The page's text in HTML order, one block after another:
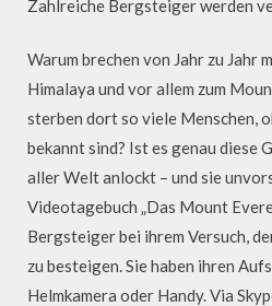
Zahlreiche Bergsteiger werden
Warum brechen von Jahr zu Jahr
Himalaya und vor allem zum
sterben dort so viele Menschen,
bekannt sind? Ist es genau diese
aller Welt anlockt – und sie
Videotagebuch „Das Mount
Bergsteiger bei ihrem Versuch,
zu besteigen. Sie haben ihren
Helmkamera oder Handy. Via